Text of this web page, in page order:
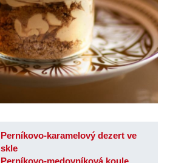
Perníkovo-karamelový dezert ve
skle